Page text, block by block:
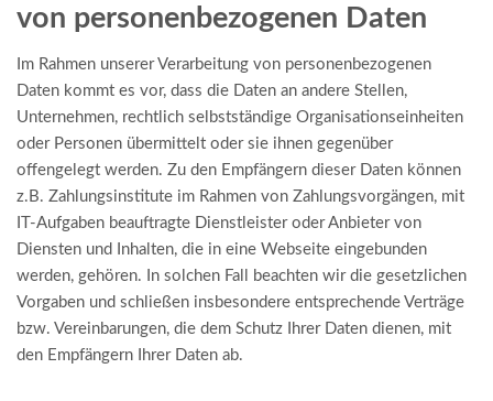
von personenbezogenen Daten
Im Rahmen unserer Verarbeitung von personenbezogenen
Daten kommt es vor, dass die Daten an andere Stellen,
Unternehmen, rechtlich selbstständige Organisationseinheiten
oder Personen übermittelt oder sie ihnen gegenüber
offengelegt werden. Zu den Empfängern dieser Daten können
z.B. Zahlungsinstitute im Rahmen von Zahlungsvorgängen, mit
IT-Aufgaben beauftragte Dienstleister oder Anbieter von
Diensten und Inhalten, die in eine Webseite eingebunden
werden, gehören. In solchen Fall beachten wir die gesetzlichen
Vorgaben und schließen insbesondere entsprechende Verträge
bzw. Vereinbarungen, die dem Schutz Ihrer Daten dienen, mit
den Empfängern Ihrer Daten ab.